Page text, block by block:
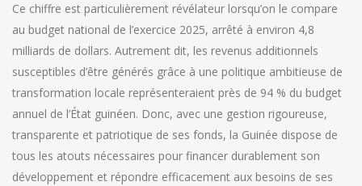
Ce chiffre est particulièrement révélateur lorsqu’on le compare
au budget national de l’exercice 2025, arrêté à environ 4,8
milliards de dollars. Autrement dit, les revenus additionnels
susceptibles d’être générés grâce à une politique ambitieuse de
transformation locale représenteraient près de 94 % du budget
annuel de l’État guinéen. Donc, avec une gestion rigoureuse,
transparente et patriotique de ses fonds, la Guinée dispose de
tous les atouts nécessaires pour financer durablement son
développement et répondre efficacement aux besoins de ses